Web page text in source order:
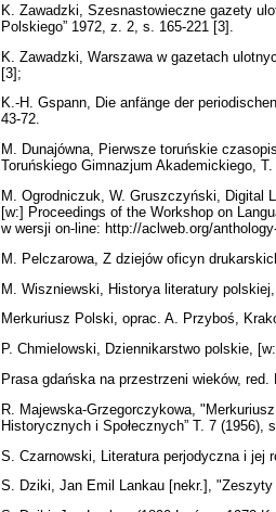
K. Zawadzki, Szesnastowieczne gazety
Polskiego” 1972, z. 2, s. 165-221 [3].
K. Zawadzki, Warszawa w gazetach
[3];
K.-H. Gspann, Die anfänge der
43-72.
M. Dunajówna, Pierwsze toruńskie
Toruńskiego Gimnazjum Akademickiego,
M. Ogrodniczuk, W. Gruszczyński, Digital
[w:] Proceedings of the Workshop on
w wersji on-line: http://aclweb.org/
M. Pelczarowa, Z dziejów oficyn
M. Wiszniewski, Historya literatury
Merkuriusz Polski, oprac. A. Przyboś,
P. Chmielowski, Dziennikarstwo polskie,
Prasa gdańska na przestrzeni wieków,
R. Majewska-Grzegorczykowa,
Historycznych i Społecznych” T. 7 (1956),
S. Czarnowski, Literatura perjodyczna i jej
S. Dziki, Jan Emil Lankau [nekr.],